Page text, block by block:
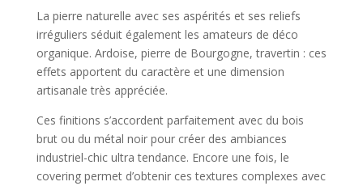
La pierre naturelle avec ses aspérités et ses reliefs
irréguliers séduit également les amateurs de déco
organique. Ardoise, pierre de Bourgogne, travertin : ces
effets apportent du caractère et une dimension
artisanale très appréciée.
Ces finitions s’accordent parfaitement avec du bois
brut ou du métal noir pour créer des ambiances
industriel-chic ultra tendance. Encore une fois, le
covering permet d’obtenir ces textures complexes avec